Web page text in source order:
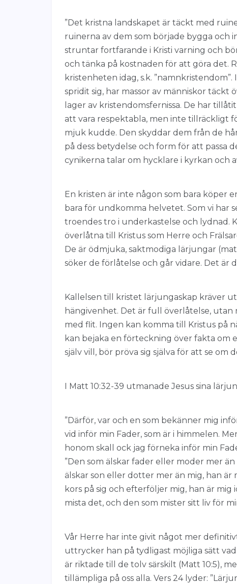
”Det kristna landskapet är täckt med
ruinerna av dem som började bygga
struntar fortfarande i Kristi varning och
och tänka på kostnaden för att göra det.
kristenheten idag, s.k.
spridit sig, har massor av människor täckt
lager av kristendomsfernissa. De har
att vara respektabla, men inte tillräckligt
mjuk kudde. Den skyddar dem från de
på dess betydelse och form för att passa
cynikerna talar om hycklare i kyrkan och
En kristen är inte någon som bara köper
bara för undkomma helvetet. Som vi har
troendes tro i underkastelse och lydnad.
överlåtna till Kristus som Herre och
De är ödmjuka, saktmodiga lärjungar
söker de förlåtelse och går vidare. Det är
Kallelsen till kristet lärjungaskap kräver
hängivenhet. Det är full överlåtelse,
med flit. Ingen kan komma till Kristus på
kan bejaka en förteckning över fakta om
själv vill, bör pröva sig själva för att se om
I Matt 10:32-39 utmanade Jesus sina
”Därför, var och en som bekänner mig
vid inför min Fader, som är i himmelen.
honom skall ock jag förneka inför min
”Den som älskar fader eller moder mer
älskar son eller dotter mer än mig, han är
kors på sig och efterföljer mig, han är mig
mista det, och den som mister sitt liv för
Vår Herre har inte givit något mer
uttrycker han på tydligast möjliga sätt
är riktade till de tolv särskilt (Matt 10:5),
tillämpliga på oss alla. Vers 24 lyder: